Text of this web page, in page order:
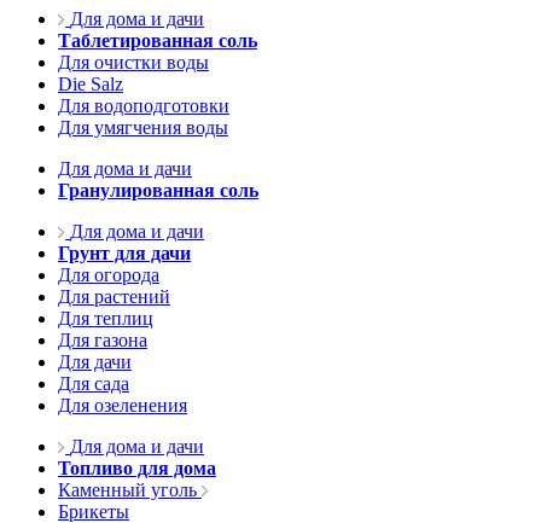
Для дома и дачи
Таблетированная соль
Для очистки воды
Die Salz
Для водоподготовки
Для умягчения воды
Для дома и дачи
Гранулированная соль
Для дома и дачи
Грунт для дачи
Для огорода
Для растений
Для теплиц
Для газона
Для дачи
Для сада
Для озеленения
Для дома и дачи
Топливо для дома
Каменный уголь
Брикеты